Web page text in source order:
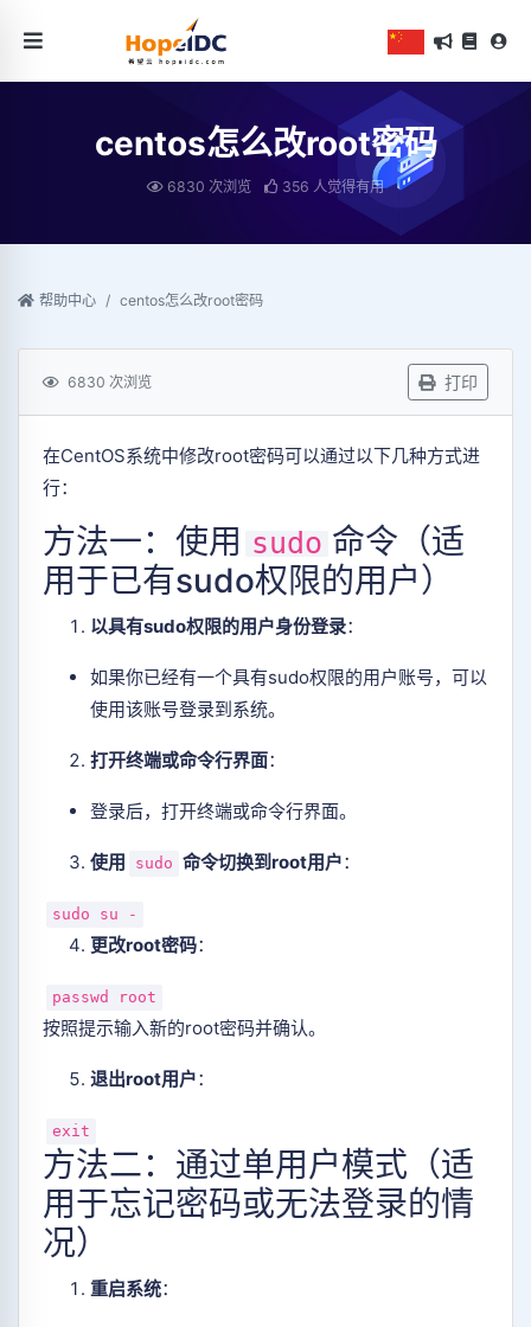
centos怎么改root密码
6830 次浏览 356 人觉得有用
帮助中心 centos怎么改root密码
6830 次浏览 打印
在CentOS系统中修改root密码可以通过以下几种方式进
行：
方法一：使用 sudo 命令（适
用于已有sudo权限的用户）
以具有sudo权限的用户身份登录‌：
如果你已经有一个具有sudo权限的用户账号，可以
使用该账号登录到系统。
打开终端或命令行界面‌：
登录后，打开终端或命令行界面。
使用 sudo 命令切换到root用户‌：
sudo su -
更改root密码‌：
passwd root
按照提示输入新的root密码并确认。
退出root用户‌：
exit
方法二：通过单用户模式（适
用于忘记密码或无法登录的情
况）
重启系统‌：